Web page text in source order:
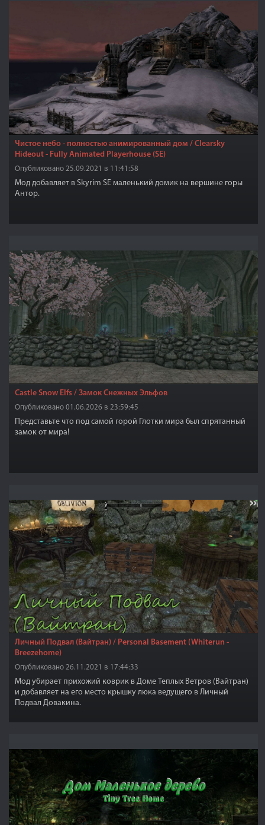
Чистое небо - полностью анимированный дом / Clearsky
Hideout - Fully Animated Playerhouse (SE)
Опубликовано 25.09.2021 в 11:41:58
Мод добавляет в Skyrim SE маленький домик на вершине горы
Антор.
Castle Snow Elfs / Замок Снежных Эльфов
Опубликовано 01.06.2026 в 23:59:45
Представьте что под самой горой Глотки мира был спрятанный
замок от мира!
Личный Подвал (Вайтран) / Personal Basement (Whiterun -
Breezehome)
Опубликовано 26.11.2021 в 17:44:33
Мод убирает прихожий коврик в Доме Теплых Ветров (Вайтран)
и добавляет на его место крышку люка ведущего в Личный
Подвал Довакина.